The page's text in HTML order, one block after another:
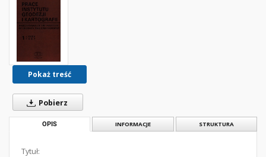
Pokaż treść
Pobierz
OPIS INFORMACJE STRUKTURA
Tytuł: